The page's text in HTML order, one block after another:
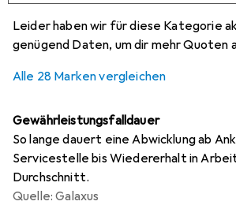
i
i
i
i
Leider haben wir für diese Kategorie
genügend Daten, um dir mehr Quoten
Alle 28 Marken vergleichen
Gewährleistungsfalldauer
So lange dauert eine Abwicklung ab
Servicestelle bis Wiedererhalt in
Durchschnitt.
Quelle: Galaxus